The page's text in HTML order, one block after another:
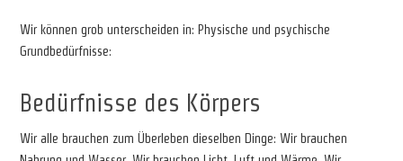
Wir können grob unterscheiden in: Physische und psychische
Grundbedürfnisse:
Bedürfnisse des Körpers
Wir alle brauchen zum Überleben dieselben Dinge: Wir brauchen